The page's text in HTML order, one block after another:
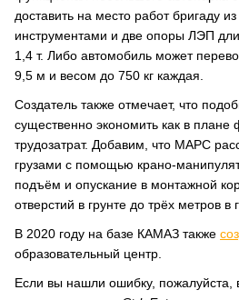
доставить на место работ бригаду
инструментами и две опоры ЛЭП
1,4 т. Либо автомобиль может
9,5 м и весом до 750 кг каждая.
Создатель также отмечает, что
существенно экономить как в плане
трудозатрат. Добавим, что МАРС
грузами с помощью крано-
подъём и опускание в монтажной
отверстий в грунте до трёх метров в
В 2020 году на базе КАМАЗ также
образовательный центр.
Если вы нашли ошибку, пожалуйста,